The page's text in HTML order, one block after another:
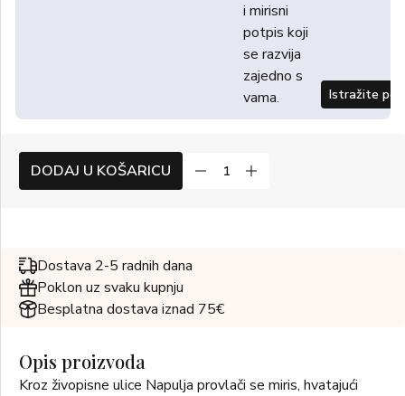
i mirisni
potpis koji
se razvija
zajedno s
vama.
Istražite
DODAJ U KOŠARICU
Dostava 2-5 radnih dana
Poklon uz svaku kupnju
Besplatna dostava iznad 75€
Opis proizvoda
Kroz živopisne ulice Napulja provlači se miris, hvatajući